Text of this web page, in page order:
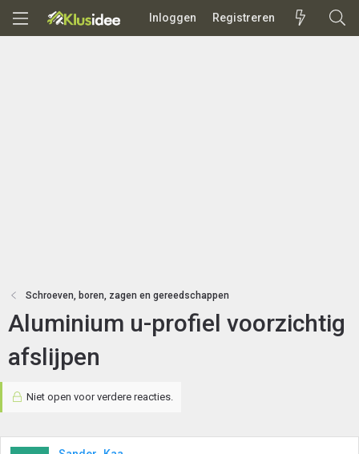
Inloggen Registreren
Schroeven, boren, zagen en gereedschappen
Aluminium u-profiel voorzichtig
afslijpen
Niet open voor verdere reacties.